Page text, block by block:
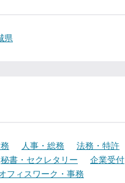
県
人事・総務 法務・特許
秘書・セクレタリー
企業受付
フィスワーク・事務